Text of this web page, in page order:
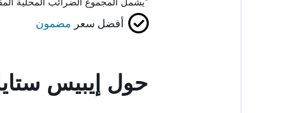
أفضل سعر مضمون
حول إيبيس